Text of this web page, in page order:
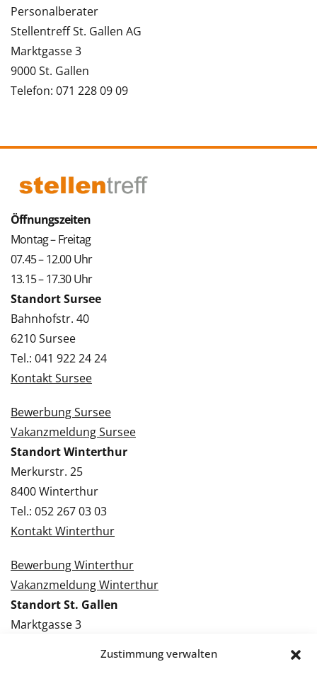
Zustimmung verwalten
Personalberater
Stellentreff St. Gallen AG
Marktgasse 3
9000 St. Gallen
Telefon: 071 228 09 09
Öffnungszeiten
Montag – Freitag
07.45 – 12.00 Uhr
13.15 – 17.30 Uhr
Standort Sursee
Bahnhofstr. 40
6210 Sursee
Tel.: 041 922 24 24
Kontakt Sursee
Bewerbung Sursee
Vakanzmeldung Sursee
Standort Winterthur
Merkurstr. 25
8400 Winterthur
Tel.: 052 267 03 03
Kontakt Winterthur
Bewerbung Winterthur
Vakanzmeldung Winterthur
Standort St. Gallen
Marktgasse 3